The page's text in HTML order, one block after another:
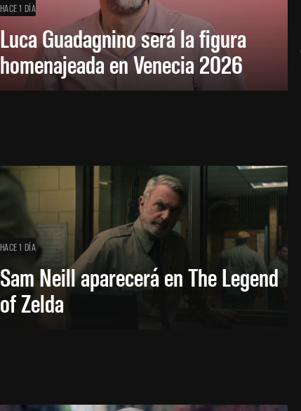
HACE 1 DÍA
Luca Guadagnino será la figura
homenajeada en Venecia 2026
HACE 1 DÍA
Sam Neill aparecerá en The Legend
of Zelda